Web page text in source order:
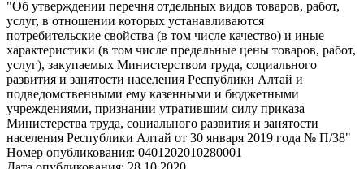
"Об утверждении перечня отдельных видов товаров, работ,
услуг, в отношении которых устанавливаются
потребительские свойства (в том числе качество) и иные
характеристики (в том числе предельные цены товаров, работ,
услуг), закупаемых Министерством труда, социального
развития и занятости населения Республики Алтай и
подведомственными ему казенными и бюджетными
учреждениями, признании утратившим силу приказа
Министерства труда, социального развития и занятости
населения Республики Алтай от 30 января 2019 года № П/38"
Номер опубликования: 0401202010280001